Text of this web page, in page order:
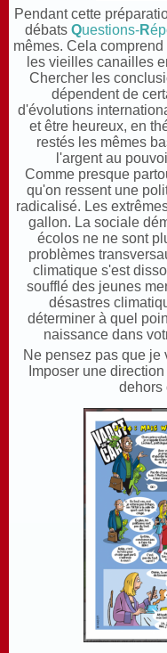
Pendant cette
débats Questions-R
mêmes. Cela
les vieilles canailles
Chercher les
dépendent de
d'évolutions
et être heureux, en
restés les mêmes
l'argent au
Comme presque
qu'on ressent une
radicalisé. Les
gallon. La sociale
écolos ne ne sont
problèmes
climatique s'est
soufflé des jeunes
désastres
déterminer à quel
naissance dans
Ne pensez pas que je
Imposer une
dehors